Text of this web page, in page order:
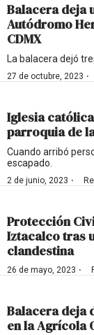
Balacera deja
Autódromo
CDMX
La balacera dejó
27 de octubre, 2023 ·
Iglesia
parroquia de
Cuando arribó
escapado.
2 de junio, 2023 ·
Protección
Iztacalco tras
clandestina
26 de mayo, 2023 ·
Balacera deja
en la Agrícola